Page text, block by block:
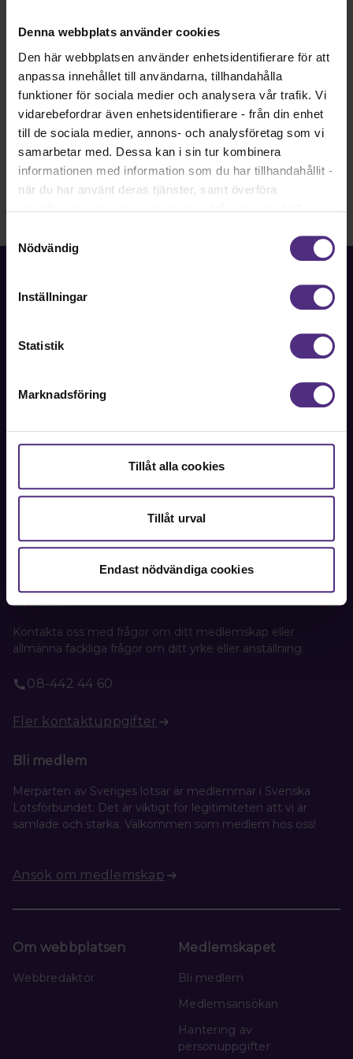
Denna webbplats använder cookies
Den här webbplatsen använder enhetsidentifierare för att
anpassa innehållet till användarna, tillhandahålla
funktioner för sociala medier och analysera vår trafik. Vi
vidarebefordrar även enhetsidentifierare - från din enhet
till de sociala medier, annons- och analysföretag som vi
samarbetar med. Dessa kan i sin tur kombinera
informationen med information som du har tillhandahållit -
när du har använt deras tjänster, samt överföra
Dock har vi lagt in anonymisering av IP-adress i
förhållande till Google Analytics. Du godkänner våra
cookies vid fortsatt användande av vår webbplats.
Nödvändig
Inställningar
Statistik
Marknadsföring
Tillåt alla cookies
Tillåt urval
Endast nödvändiga cookies
patrik.wikand@sjofartsverket.se
Robert Fagerkrantz Sekreterare
0104785135
robert.fagerkrantz@sjofartsverket.se
c/o Patrik Wikand
Kontakt
Kontakta oss med frågor om ditt medlemskap eller
allmänna fackliga frågor om ditt yrke eller anställning.
08-442 44 60
Fler kontaktuppgifter
Bli medlem
Merparten av Sveriges lotsar är medlemmar i Svenska
Lotsförbundet. Det är viktigt för legitimiteten att vi är
samlade och starka. Välkommen som medlem hos oss!
Ansök om medlemskap
Om webbplatsen
Webbredaktör
Medlemskapet
Bli medlem
Medlemsansökan
Hantering av
personuppgifter